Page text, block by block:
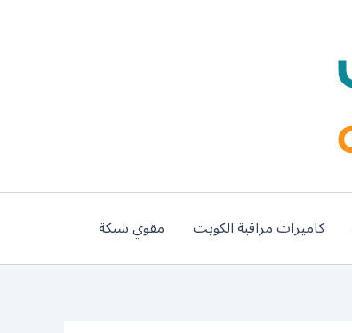
كاميرات مراقبة الكويت مقوي شبكة